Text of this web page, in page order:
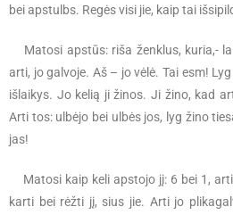
bei apstulbs. Regės visi jie, kaip tai
Matosi apstūs: riša ženklus, kuria,-
arti, jo galvoje. Aš – jo vėlė. Tai esm!
išlaikys. Jo kelią ji žinos. Ji žino, kad
Arti tos: ulbėjo bei ulbės jos, lyg žino
jas!
Matosi kaip keli apstojo jį: 6 bei 1,
karti bei rėžti jį, sius jie. Arti jo